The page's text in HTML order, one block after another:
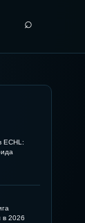
⌕
ECHL:
в 2026